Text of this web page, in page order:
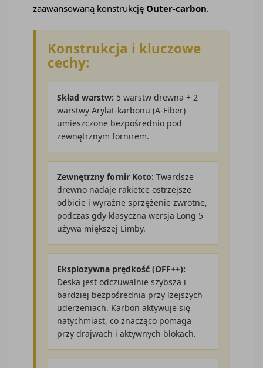
zaawansowaną konstrukcję Outer-carbon.
Konstrukcja i kluczowe
cechy:
Skład warstw: 5 warstw drewna + 2
warstwy Arylat-karbonu (A-Fiber)
umieszczone bezpośrednio pod
zewnętrznym fornirem.
Zewnętrzny fornir Koto: Twardsze
drewno nadaje rakietce ostrzejsze
odbicie i wyraźne sprzężenie zwrotne,
podczas gdy klasyczna wersja Long 5
używa miększej Limby.
Eksplozywna prędkość (OFF++):
Deska jest odczuwalnie szybsza i
bardziej bezpośrednia przy lżejszych
uderzeniach. Karbon aktywuje się
natychmiast, co znacząco pomaga
przy drajwach i aktywnych blokach.